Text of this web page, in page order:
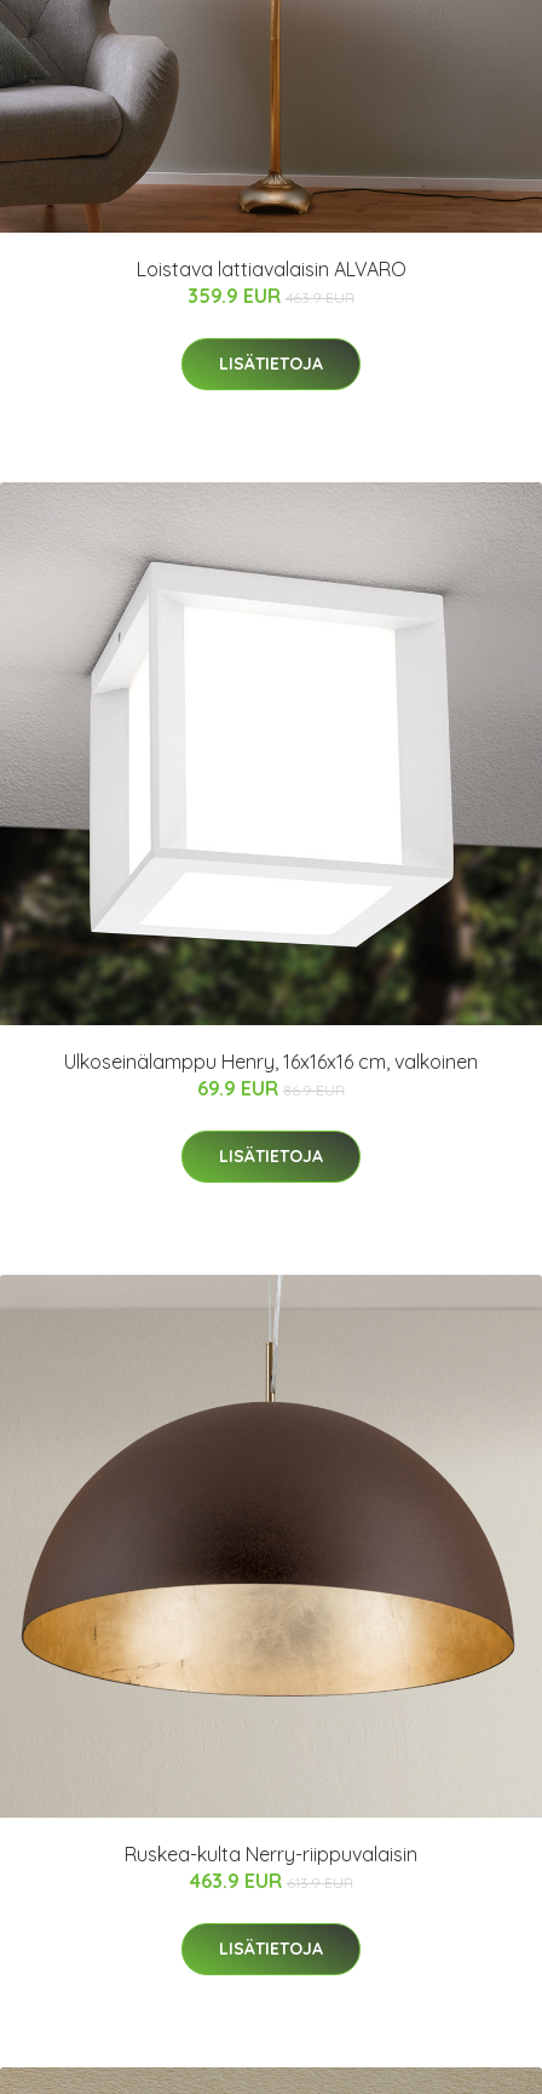
Loistava lattiavalaisin ALVARO
359.9 EUR 463.9 EUR
LISÄTIETOJA
Ulkoseinälamppu Henry, 16x16x16 cm, valkoinen
69.9 EUR 86.9 EUR
LISÄTIETOJA
Ruskea-kulta Nerry-riippuvalaisin
463.9 EUR 613.9 EUR
LISÄTIETOJA